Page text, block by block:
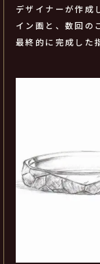
デザイナーが作成
イン画と、数回の
最終的に完成した